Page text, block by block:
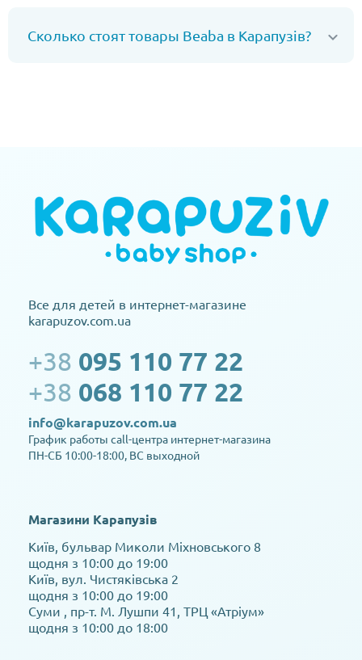
Сколько стоят товары Beaba в Карапузів?
Все для детей в интернет-магазине
karapuzov.com.ua
+38 095 110 77 22
+38 068 110 77 22
info@karapuzov.com.ua
График работы call-центра интернет-магазина
ПН-СБ 10:00-18:00, ВС выходной
Магазини Карапузів
Київ, бульвар Миколи Міхновського 8
щодня з 10:00 до 19:00
Київ, вул. Чистяківська 2
щодня з 10:00 до 19:00
Суми , пр-т. М. Лушпи 41, ТРЦ «Атріум»
щодня з 10:00 до 18:00